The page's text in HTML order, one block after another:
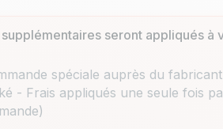
seront appliqués à
spéciale auprès du fabricant
- Frais appliqués une seule fois